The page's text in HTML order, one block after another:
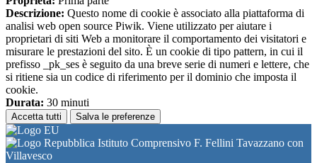
Descrizione: Questo nome di cookie è associato alla piattaforma di
analisi web open source Piwik. Viene utilizzato per aiutare i
proprietari di siti Web a monitorare il comportamento dei visitatori e
misurare le prestazioni del sito. È un cookie di tipo pattern, in cui il
prefisso _pk_ses è seguito da una breve serie di numeri e lettere, che
si ritiene sia un codice di riferimento per il dominio che imposta il
cookie.
Durata: 30 minuti
Accetta tutti Salva le preferenze
Istituto Comprensivo F. Fellini Tavazzano con
Villavesco